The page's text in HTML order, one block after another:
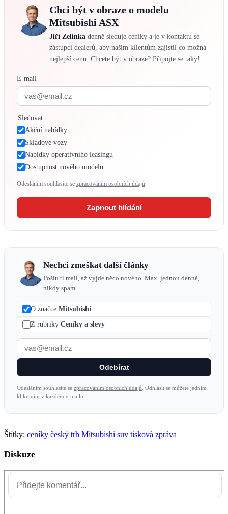
Chci být v obraze o modelu
Mitsubishi ASX
Jiří Zelinka denně sleduje ceníky a je v kontaktu se
zástupci dealerů, aby našim klientům zajistil co možná
nejlepší cenu. Chcete být v obraze? Připojte se taky!
E-mail
Sledovat
Akční nabídky
Skladové vozy
Nabídky operativního leasingu
Dostupnost nového modelu
Odesláním souhlasíte se zpracováním osobních údajů.
Zapnout hlídání
Nechci zmeškat další články
Pošlu ti mail, až vyjde něco nového. Max. jednou denně,
nikdy spam.
O značce Mitsubishi
Z rubriky Ceníky a slevy
Odebírat
Odesláním souhlasíte se zpracováním osobních údajů . Odhlásit se můžete jedním
kliknutím v každém e-mailu.
Štítky: ceníky český trh Mitsubishi suv tisková zpráva
Diskuze